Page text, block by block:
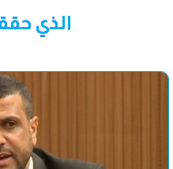
الذي